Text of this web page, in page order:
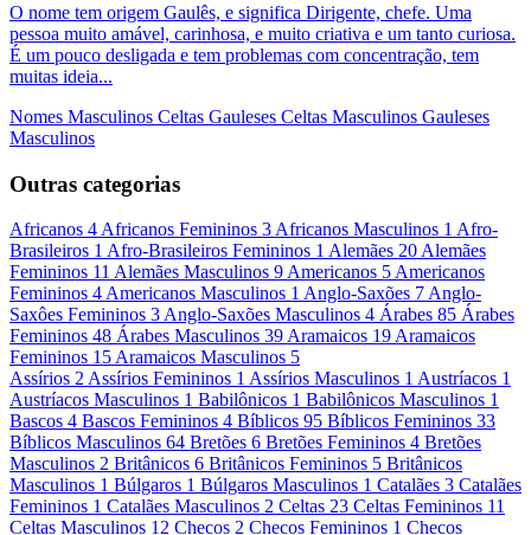
O nome tem origem Gaulês, e significa Dirigente, chefe. Uma
pessoa muito amável, carinhosa, e muito criativa e um tanto curiosa.
É um pouco desligada e tem problemas com concentração, tem
muitas ideia...
Nomes Masculinos Celtas Gauleses Celtas Masculinos Gauleses
Masculinos
Outras categorias
Africanos 4 Africanos Femininos 3 Africanos Masculinos 1 Afro-
Brasileiros 1 Afro-Brasileiros Femininos 1 Alemães 20 Alemães
Femininos 11 Alemães Masculinos 9 Americanos 5 Americanos
Femininos 4 Americanos Masculinos 1 Anglo-Saxões 7 Anglo-
Saxôes Femininos 3 Anglo-Saxões Masculinos 4 Árabes 85 Árabes
Femininos 48 Árabes Masculinos 39 Aramaicos 19 Aramaicos
Femininos 15 Aramaicos Masculinos 5
Assírios 2 Assírios Femininos 1 Assírios Masculinos 1 Austríacos 1
Austríacos Masculinos 1 Babilônicos 1 Babilônicos Masculinos 1
Bascos 4 Bascos Femininos 4 Bíblicos 95 Bíblicos Femininos 33
Bíblicos Masculinos 64 Bretões 6 Bretões Femininos 4 Bretões
Masculinos 2 Britânicos 6 Britânicos Femininos 5 Britânicos
Masculinos 1 Búlgaros 1 Búlgaros Masculinos 1 Catalães 3 Catalães
Femininos 1 Catalães Masculinos 2 Celtas 23 Celtas Femininos 11
Celtas Masculinos 12 Checos 2 Checos Femininos 1 Checos